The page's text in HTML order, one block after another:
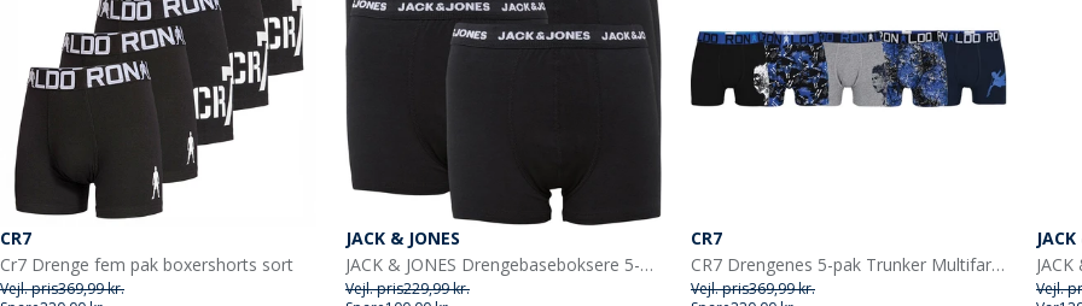
CR7
Cr7 Drenge fem pak boxershorts sort
Vejl. pris369,99 kr.
JACK & JONES
JACK & JONES Drengebaseboksere 5-pak Sort
Vejl. pris229,99 kr.
CR7
CR7 Drengenes 5-pak Trunker Multifarvet
Vejl. pris369,99 kr.
Vejl.